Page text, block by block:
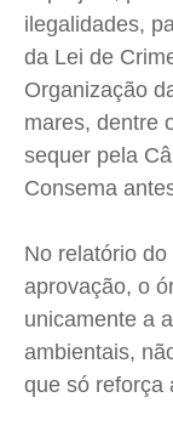
ilegalidades,
da Lei de
Organização
mares, dentre
sequer pela
Consema
No relatório
aprovação, o
unicamente a
ambientais,
que só reforça